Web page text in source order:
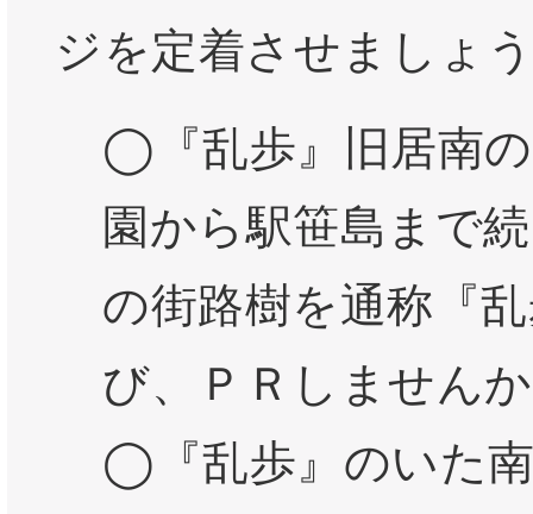
ジを定着させましょ
◯『乱歩』旧居南
園から駅笹島まで
の街路樹を通称『
び、ＰＲしません
◯『乱歩』のいた